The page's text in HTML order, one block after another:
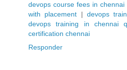
devops course fees in chennai
with placement |devops
devops training in chennai
certification chennai
Responder